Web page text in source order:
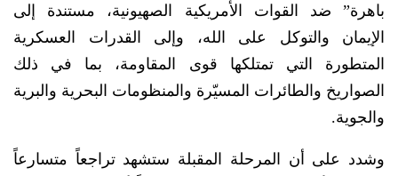
باهرة” ضد القوات الأمريكية الصهيونية، مستندة إلى
الإيمان والتوكل على الله، وإلى القدرات العسكرية
المتطورة التي تمتلكها قوى المقاومة، بما في ذلك
الصواريخ والطائرات المسيّرة والمنظومات البحرية والبرية
والجوية.
وشدد على أن المرحلة المقبلة ستشهد تراجعاً متسارعاً